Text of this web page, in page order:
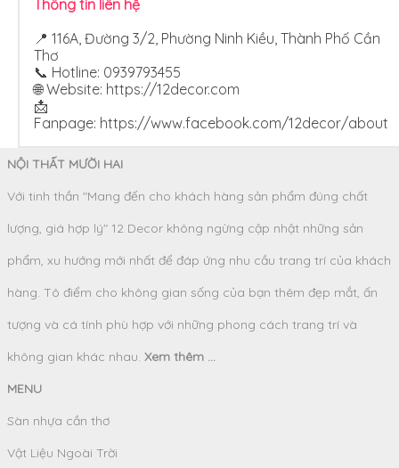
Thông tin liên hệ
📍 116A, Đường 3/2, Phường Ninh Kiều, Thành Phố Cần
Thơ
📞 Hotline: 0939793455
🌐 Website: https://12decor.com
📩
Fanpage: https://www.facebook.com/12decor/about
NỘI THẤT MƯỜI HAI
Với tinh thần "Mang đến cho khách hàng sản phẩm đúng chất
lượng, giá hợp lý" 12 Decor không ngừng cập nhật những sản
phẩm, xu hướng mới nhất để đáp ứng nhu cầu trang trí của khách
hàng. Tô điểm cho không gian sống của bạn thêm đẹp mắt, ấn
tượng và cá tính phù hợp với những phong cách trang trí và
không gian khác nhau. Xem thêm ...
MENU
Sàn nhựa cần thơ
Vật Liệu Ngoài Trời